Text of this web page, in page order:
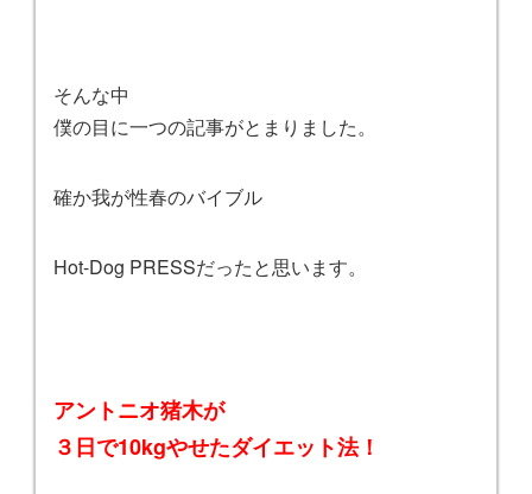
そんな中
僕の目に一つの記事がとまりました。
確か我が性春のバイブル
Hot-Dog PRESSだったと思います。
アントニオ猪木が
３日で10kgやせたダイエット法！